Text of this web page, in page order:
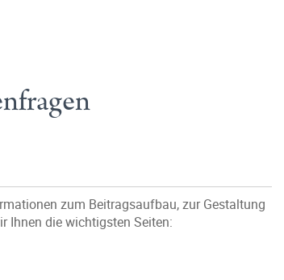
zum Beitragsaufbau, zur Gestaltung
Ihnen die wichtigsten Seiten: